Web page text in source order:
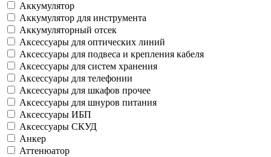
Аккумулятор
Аккумулятор для инструмента
Аккумуляторный отсек
Аксессуары для оптических линий
Аксессуары для подвеса и крепления кабеля
Аксессуары для систем хранения
Аксессуары для телефонии
Аксессуары для шкафов прочее
Аксессуары для шнуров питания
Аксессуары ИБП
Аксессуары СКУД
Анкер
Аттенюатор